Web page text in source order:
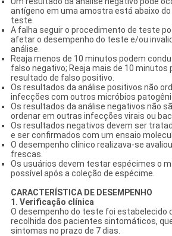
antígeno em uma amostra está abaixo
teste.
A falha seguir o procedimento de teste
afetar o desempenho do teste e/ou
análise.
Reaja menos de 10 minutos podem
falso negativo; Reaja mais de 10 minutos
resultado de falso positivo.
Os resultados da análise positivos não
infecções com outros micróbios
Os resultados da análise negativos não
ordenar em outras infecções virais ou
Os resultados negativos devem ser
e ser confirmados com um ensaio
O desempenho clínico realizava-se
frescas.
Os usuários devem testar espécimes o
possível após a coleção de espécime.
CARACTERÍSTICA DE DESEMPENHO
1. Verificação clínica
O desempenho do teste foi estabelecido
recolhida dos pacientes sintomáticos,
sintomas no prazo de 7 dias.